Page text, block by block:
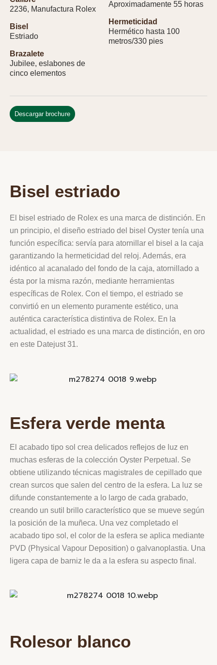
2236, Manufactura Rolex
Bisel
Estriado
Brazalete
Jubilee, eslabones de
cinco elementos
Aproximadamente 55 horas
Hermeticidad
Hermético hasta 100
metros/330 pies
Descargar brochure
Bisel estriado
El bisel estriado de Rolex es una marca de distinción. En
un principio, el diseño estriado del bisel Oyster tenía una
función específica: servía para atornillar el bisel a la caja
garantizando la hermeticidad del reloj. Además, era
idéntico al acanalado del fondo de la caja, atornillado a
ésta por la misma razón, mediante herramientas
específicas de Rolex. Con el tiempo, el estriado se
convirtió en un elemento puramente estético, una
auténtica característica distintiva de Rolex. En la
actualidad, el estriado es una marca de distinción, en oro
en este Datejust 31.
Esfera verde menta
El acabado tipo sol crea delicados reflejos de luz en
muchas esferas de la colección Oyster Perpetual. Se
obtiene utilizando técnicas magistrales de cepillado que
crean surcos que salen del centro de la esfera. La luz se
difunde constantemente a lo largo de cada grabado,
creando un sutil brillo característico que se mueve según
la posición de la muñeca. Una vez completado el
acabado tipo sol, el color de la esfera se aplica mediante
PVD (Physical Vapour Deposition) o galvanoplastia. Una
ligera capa de barniz le da a la esfera su aspecto final.
Rolesor blanco